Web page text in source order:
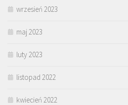
wrzesień 2023
maj 2023
luty 2023
listopad 2022
kwiecień 2022